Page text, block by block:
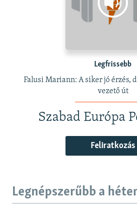
Legfrissebb
Falusi Mariann: A siker jó érzés,
vezető út
Szabad Európa
Feliratkozás
Legnépszerűbb a